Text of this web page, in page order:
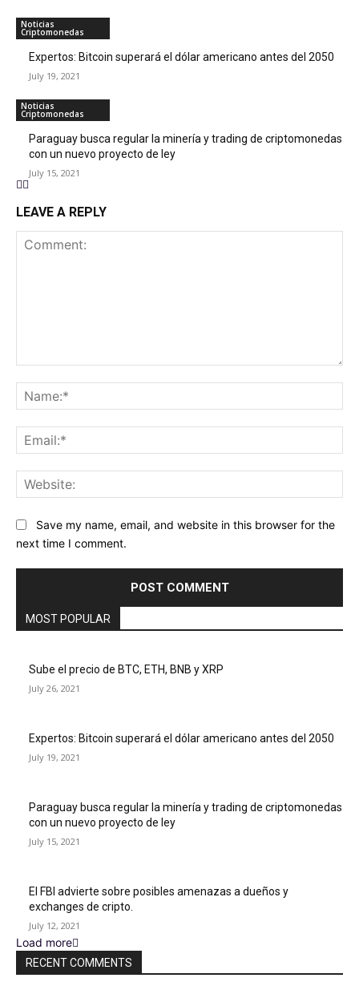
Noticias
Criptomonedas
Expertos: Bitcoin superará el dólar americano antes del 2050
July 19, 2021
Noticias
Criptomonedas
Paraguay busca regular la minería y trading de criptomonedas
con un nuevo proyecto de ley
July 15, 2021
LEAVE A REPLY
Save my name, email, and website in this browser for the
next time I comment.
MOST POPULAR
Sube el precio de BTC, ETH, BNB y XRP
July 26, 2021
Expertos: Bitcoin superará el dólar americano antes del 2050
July 19, 2021
Paraguay busca regular la minería y trading de criptomonedas
con un nuevo proyecto de ley
July 15, 2021
El FBI advierte sobre posibles amenazas a dueños y
exchanges de cripto.
July 12, 2021
Load more
RECENT COMMENTS